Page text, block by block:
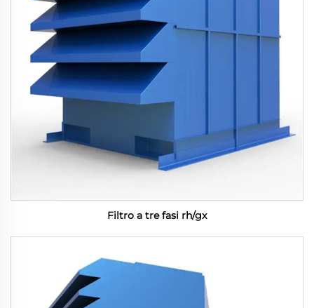
Filtro a tre fasi rh/gx